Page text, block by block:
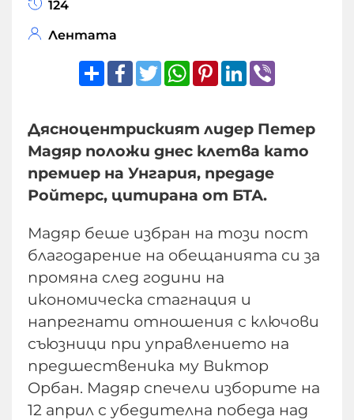
124
Лентата
ShareFacebook
TwitterWhatsApp
Pinterest
LinkedIn
Дясноцентриският лидер Петер
Мадяр положи днес клетва като
премиер на Унгария, предаде
Ройтерс, цитирана от БТА.
Мадяр беше избран на този пост
благодарение на обещанията си за
промяна след години на
икономическа стагнация и
напрегнати отношения с ключови
съюзници при управлението на
предшественика му Виктор
Орбан. Мадяр спечели изборите на
12 април с убедителна победа над